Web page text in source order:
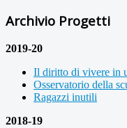
Archivio Progetti
2019-20
Il diritto di vivere in
Osservatorio della
Ragazzi inutili
2018-19